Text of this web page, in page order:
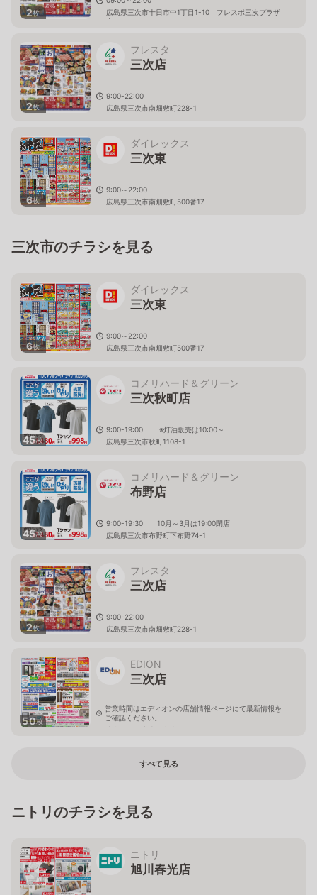
2枚
広島県三次市十日市中1丁目1-10 フレスポ三次プラザ
内
2枚
フレスタ
三次店
9:00-22:00
広島県三次市南畑敷町228-1
6枚
ダイレックス
三次東
9:00～22:00
広島県三次市南畑敷町500番17
三次市のチラシを見る
6枚
ダイレックス
三次東
9:00～22:00
広島県三次市南畑敷町500番17
45枚
コメリハード＆グリーン
三次秋町店
9:00-19:00 ※灯油販売は10:00～
広島県三次市秋町1108-1
45枚
コメリハード＆グリーン
布野店
9:00-19:30 10月～3月は19:00閉店
広島県三次市布野町下布野74-1
2枚
フレスタ
三次店
9:00-22:00
広島県三次市南畑敷町228-1
50枚
EDION
三次店
営業時間はエディオンの店舗情報ページにて最新情報を
ご確認ください。
広島県三次市十日市東4-5-6
すべて見る
ニトリのチラシを見る
ニトリ
旭川春光店